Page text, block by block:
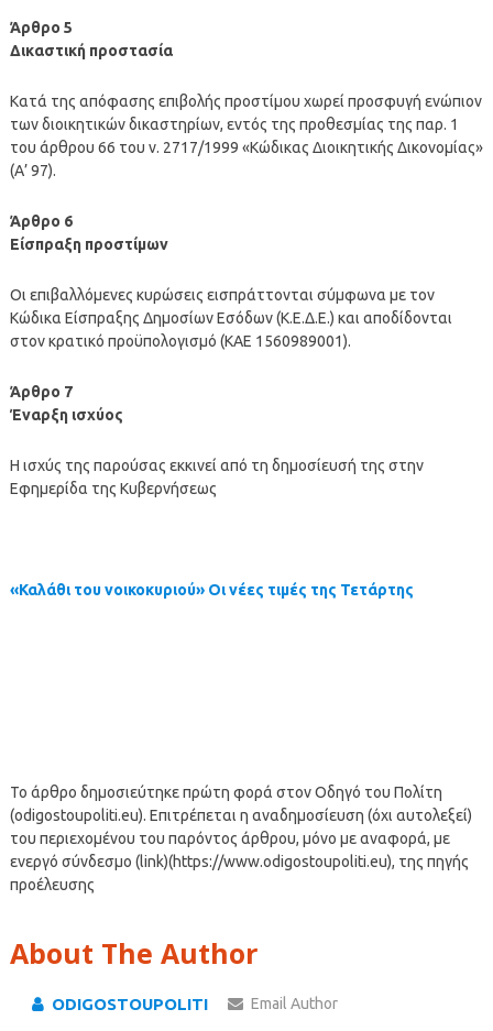
Άρθρο 5
Δικαστική προστασία
Κατά της απόφασης επιβολής προστίμου χωρεί προσφυγή ενώπιον
των διοικητικών δικαστηρίων, εντός της προθεσμίας της παρ. 1
του άρθρου 66 του ν. 2717/1999 «Κώδικας Διοικητικής Δικονομίας»
(Α’ 97).
Άρθρο 6
Είσπραξη προστίμων
Οι επιβαλλόμενες κυρώσεις εισπράττονται σύμφωνα με τον
Κώδικα Είσπραξης Δημοσίων Εσόδων (Κ.Ε.Δ.Ε.) και αποδίδονται
στον κρατικό προϋπολογισμό (ΚΑΕ 1560989001).
Άρθρο 7
Έναρξη ισχύος
Η ισχύς της παρούσας εκκινεί από τη δημοσίευσή της στην
Εφημερίδα της Κυβερνήσεως
«Καλάθι του νοικοκυριού» Οι νέες τιμές της Τετάρτης
Το άρθρο δημοσιεύτηκε πρώτη φορά στον Οδηγό του Πολίτη
(odigostoupoliti.eu). Επιτρέπεται η αναδημοσίευση (όχι αυτολεξεί)
του περιεχομένου του παρόντος άρθρου, μόνο με αναφορά, με
ενεργό σύνδεσμο (link)(https://www.odigostoupoliti.eu), της πηγής
προέλευσης
About The Author
ODIGOSTOUPOLITI Email Author